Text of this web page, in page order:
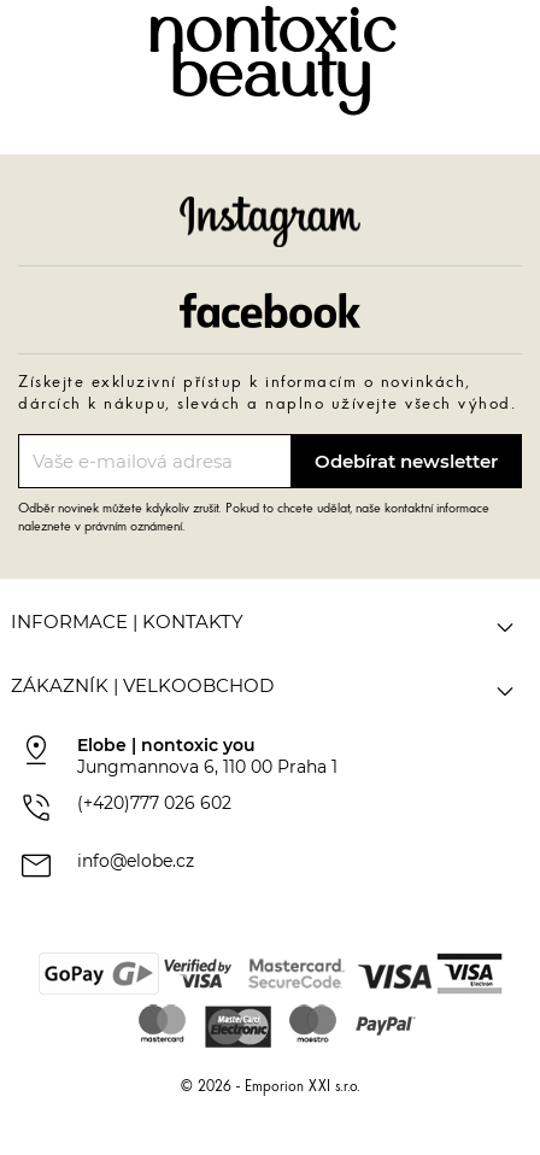
nontoxic
beauty
Získejte exkluzivní přístup k informacím o novinkách,
dárcích k nákupu, slevách a naplno užívejte všech výhod.
Odběr novinek můžete kdykoliv zrušit. Pokud to chcete udělat, naše kontaktní informace
naleznete v právním oznámení.
INFORMACE | KONTAKTY 
ZÁKAZNÍK | VELKOOBCHOD 
pin_drop
Elobe | nontoxic you
Jungmannova 6, 110 00 Praha 1
phone_in_talk (+420)777 026 602
mail info@elobe.cz
© 2026 - Emporion XXI s.r.o.